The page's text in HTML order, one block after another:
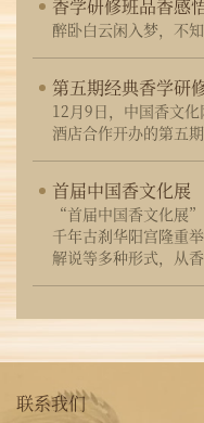
香学研修班品香感
第五期经典香学研
12月9日，中国香文
酒店合作开办的第五
首届中国香文化展
“首届中国香文化展
千年古刹华阳宫隆重
解说等多种形式，从
联系我们